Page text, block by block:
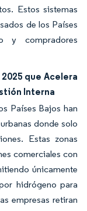
Estos sistemas
de los Países
y compradores
que Acelera
Interna
Países Bajos han
donde solo
Estas zonas
comerciales con
únicamente
hidrógeno para
empresas retiran